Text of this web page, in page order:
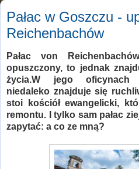
Pałac w Goszczu -
Reichenbachów
Pałac von
opuszczony, to jednak
życia.W jego oficynach
niedaleko znajduje się
stoi kościół ewangelicki,
remontu. I tylko sam pałac
zapytać: a co ze mną?